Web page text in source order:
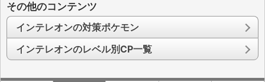
その他のコンテンツ
インテレオンの対策ポケモン
インテレオンのレベル別CP一覧